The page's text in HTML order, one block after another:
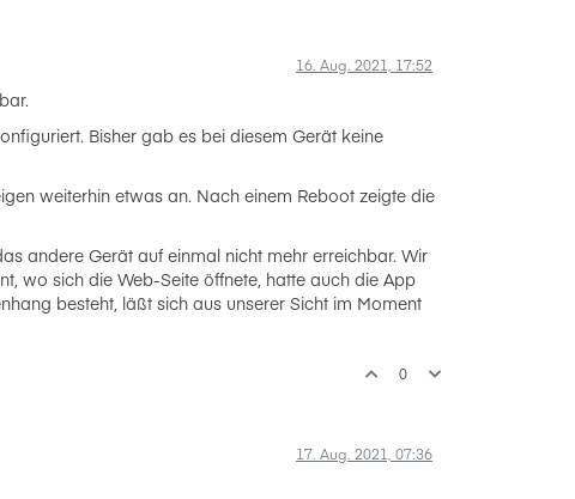
16. Aug. 2021, 17:52
Bisher gab es bei diesem Gerät keine
weiterhin etwas an. Nach einem Reboot zeigte die
andere Gerät auf einmal nicht mehr erreichbar. Wir
wo sich die Web-Seite öffnete, hatte auch die App
besteht, läßt sich aus unserer Sicht im Moment
0
17. Aug. 2021, 07:36